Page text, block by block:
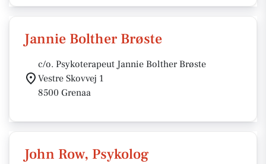
Jannie Bolther Brøste
c/o. Psykoterapeut Jannie Bolther Brøste
Vestre Skovvej 1
8500 Grenaa
John Row, Psykolog